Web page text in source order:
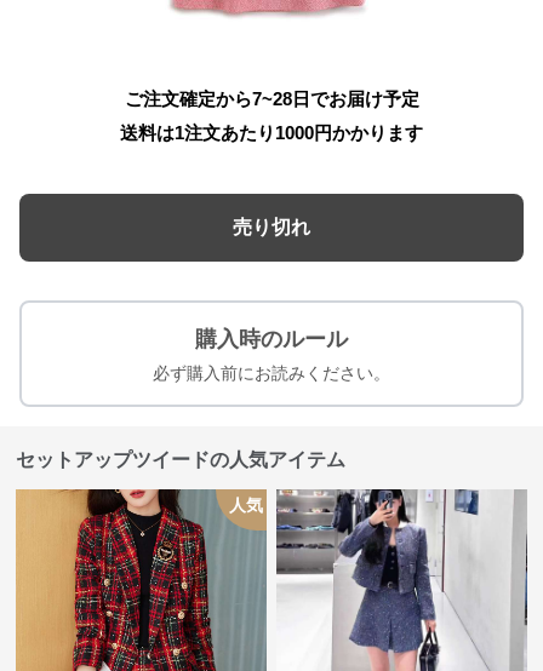
ご注文確定から7~28日でお届け予定
送料は1注文あたり 1000円かかります
売り切れ
購入時のルール
必ず購入前にお読みください。
セットアップツイードの人気アイテム
人気